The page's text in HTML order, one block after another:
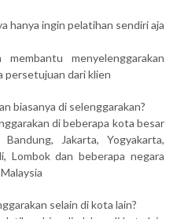
hanya ingin pelatihan sendiri aja
menyelenggarakan
persetujuan dari klien
biasanya di selenggarakan?
di beberapa kota besar
Jakarta, Yogyakarta,
Lombok dan beberapa negara
selain di kota lain?